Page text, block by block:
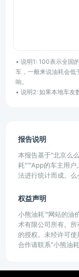
• 说明1: 100表示全国
车，一般来说油耗会低
响。
• 说明2: 如果本地车友
报告说明
本报告基于"北京么
耗"™App的车主用户
法进行统计而成。么
权益声明
小熊油耗™网站的油
术有限公司所有。
的授权。未经许可使
合作请联系"小熊油